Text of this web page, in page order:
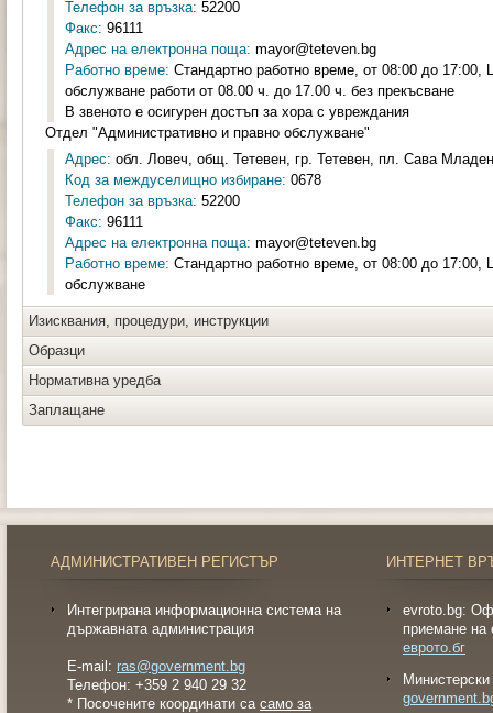
Телефон за връзка: 52200
Факс: 96111
Адрес на електронна поща: mayor@teteven.bg
Работно време: Стандартно работно време, от 08:00 до 17:00,
обслужване работи от 08.00 ч. до 17.00 ч. без прекъсване
В звеното е осигурен достъп за хора с увреждания
Отдел "Административно и правно обслужване"
Адрес: обл. Ловеч, общ. Тетевен, гр. Тетевен, пл. Сава
Код за междуселищно избиране: 0678
Телефон за връзка: 52200
Факс: 96111
Адрес на електронна поща: mayor@teteven.bg
Работно време: Стандартно работно време, от 08:00 до 17:00,
обслужване
Изисквания, процедури, инструкции
Образци
Нормативна уредба
Заплащане
АДМИНИСТРАТИВЕН РЕГИСТЪР
Интегрирана информационна система на
държавната администрация
E-mail: ras@government.bg
Телефон: +359 2 940 29 32
* Посочените координати са само за
ИНТЕРНЕТ
evroto.bg:
приемане на
еврото.бг